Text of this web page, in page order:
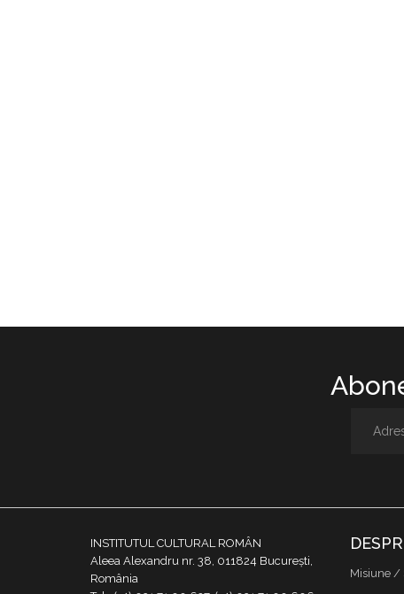
INSTITUTUL CULTURAL ROMÂN
Aleea Alexandru nr. 38, 011824 București,
România
Misiune /